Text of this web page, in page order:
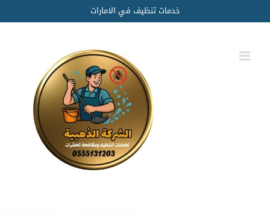
to
content
خدمات تنظيف في الامارات